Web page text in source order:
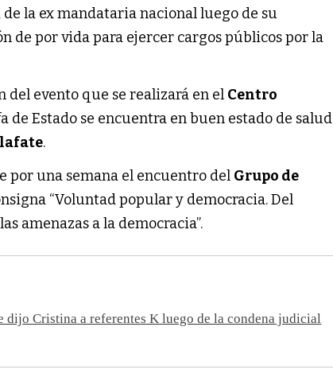
la ex mandataria nacional luego de su
de por vida para ejercer cargos públicos por la
del evento que se realizará en el Centro
de Estado se encuentra en buen estado de salud
.
por una semana el encuentro del Grupo de
“Voluntad popular y democracia. Del
amenazas a la democracia”.
dijo Cristina a referentes K luego de la condena judicial